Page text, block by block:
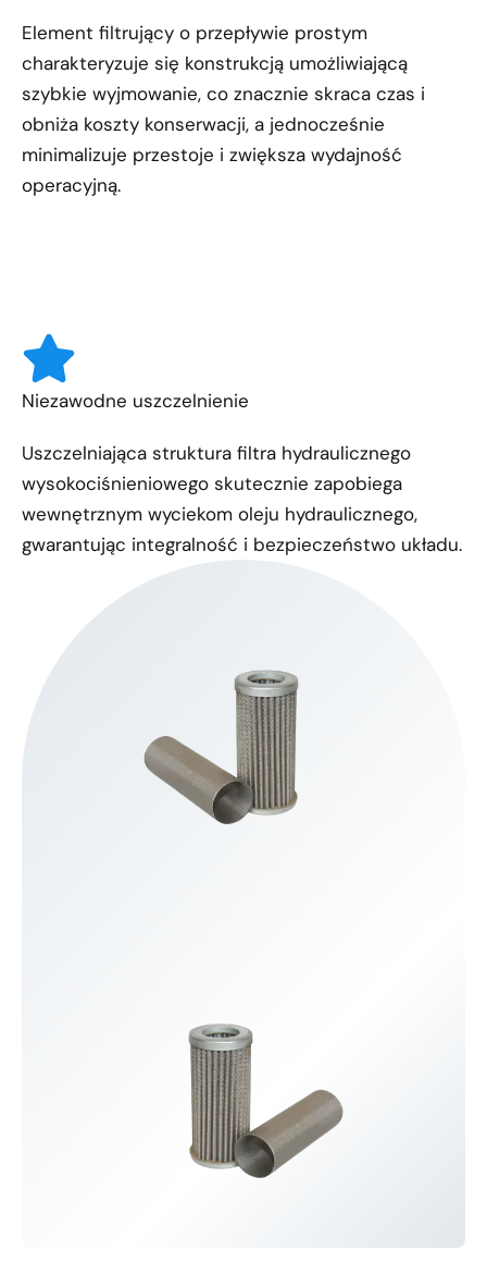
Element filtrujący o przepływie prostym
charakteryzuje się konstrukcją umożliwiającą
szybkie wyjmowanie, co znacznie skraca czas i
obniża koszty konserwacji, a jednocześnie
minimalizuje przestoje i zwiększa wydajność
operacyjną.
Niezawodne uszczelnienie
Uszczelniająca struktura filtra hydraulicznego
wysokociśnieniowego skutecznie zapobiega
wewnętrznym wyciekom oleju hydraulicznego,
gwarantując integralność i bezpieczeństwo układu.